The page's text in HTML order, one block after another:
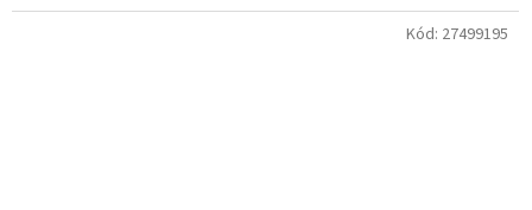
Kód: 27499195